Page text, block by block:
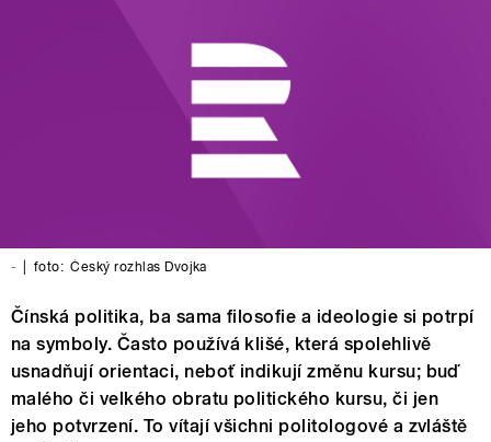
- foto: Český rozhlas Dvojka
Čínská politika, ba sama filosofie a ideologie si potrpí
na symboly. Často používá klišé, která spolehlivě
usnadňují orientaci, neboť indikují změnu kursu; buď
malého či velkého obratu politického kursu, či jen
jeho potvrzení. To vítají všichni politologové a zvláště